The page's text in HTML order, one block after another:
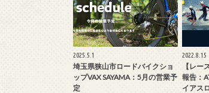
2025.5.1
埼玉県狭山市ロードバイクショ
ップVAX SAYAMA：5月の営業予
定
2022.8.15
【レー
報告：
イアス